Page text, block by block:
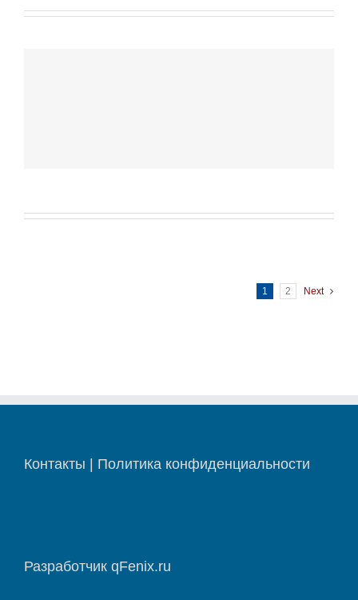
1 2 Next
Контакты Политика конфиденциальности
Разработчик qFenix.ru